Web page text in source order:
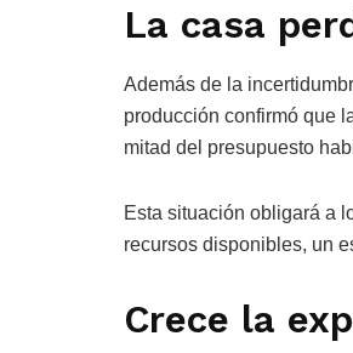
La casa
Además de la
producción confirmó que
mitad del presupuesto
Esta situación obligará a
recursos disponibles, un
Crece la